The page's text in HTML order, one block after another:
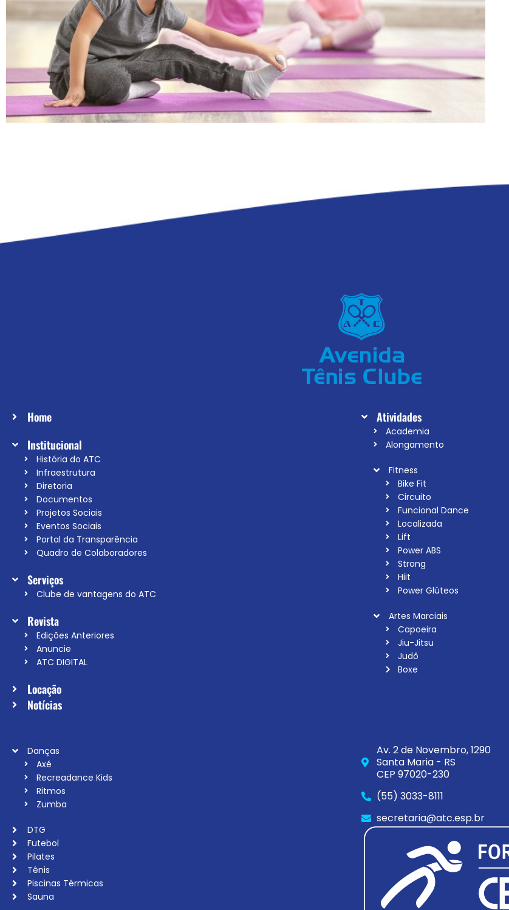
Home
Institucional
História do ATC
Infraestrutura
Diretoria
Documentos
Projetos Sociais
Eventos Sociais
Portal da Transparência
Quadro de Colaboradores
Serviços
Clube de vantagens do ATC
Revista
Edições Anteriores
Anuncie
ATC DIGITAL
Locação
Notícias
Atividades
Academia
Alongamento
Fitness
Bike Fit
Circuito
Funcional Dance
Localizada
Lift
Power ABS
Strong
Hiit
Power Glúteos
Artes Marciais
Capoeira
Jiu-Jitsu
Judô
Boxe
Danças
Axé
Recreadance Kids
Ritmos
Zumba
DTG
Futebol
Pilates
Tênis
Piscinas Térmicas
Sauna
Av. 2 de Novembro, 1290
Santa Maria - RS
CEP 97020-230
(55) 3033-8111
secretaria@atc.esp.br